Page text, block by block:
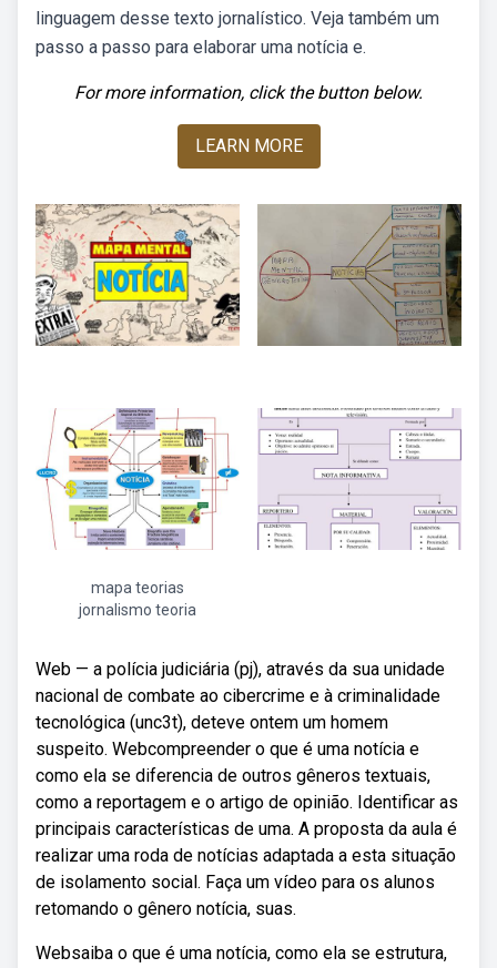
linguagem desse texto jornalístico. Veja também um
passo a passo para elaborar uma notícia e.
For more information, click the button below.
LEARN MORE
mapa teorias
jornalismo teoria
Web — a polícia judiciária (pj), através da sua unidade
nacional de combate ao cibercrime e à criminalidade
tecnológica (unc3t), deteve ontem um homem
suspeito. Webcompreender o que é uma notícia e
como ela se diferencia de outros gêneros textuais,
como a reportagem e o artigo de opinião. Identificar as
principais características de uma. A proposta da aula é
realizar uma roda de notícias adaptada a esta situação
de isolamento social. Faça um vídeo para os alunos
retomando o gênero notícia, suas.
Websaiba o que é uma notícia, como ela se estrutura,